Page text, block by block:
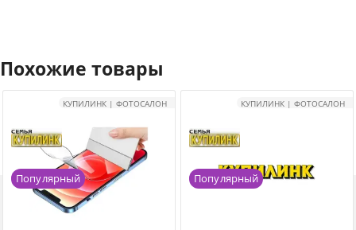
Похожие товары
КУПИЛИНК | ФОТОСАЛОН
Популярный
КУПИЛИНК | ФОТОСАЛОН
Популярный